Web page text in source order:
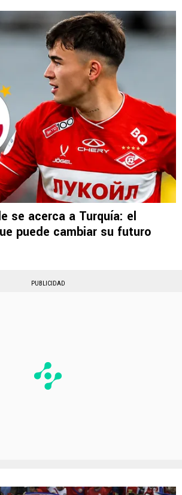
se acerca a Turquía: el
puede cambiar su futuro
PUBLICIDAD